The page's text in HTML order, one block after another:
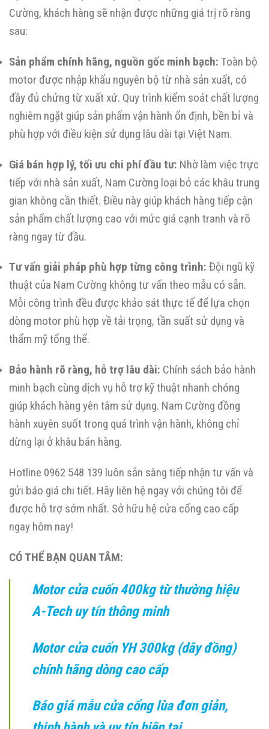
Cường, khách hàng sẽ nhận được những giá trị rõ ràng
sau:
Sản phẩm chính hãng, nguồn gốc minh bạch: Toàn bộ
motor được nhập khẩu nguyên bộ từ nhà sản xuất, có
đầy đủ chứng từ xuất xứ. Quy trình kiểm soát chất lượng
nghiêm ngặt giúp sản phẩm vận hành ổn định, bền bỉ và
phù hợp với điều kiện sử dụng lâu dài tại Việt Nam.
Giá bán hợp lý, tối ưu chi phí đầu tư: Nhờ làm việc trực
tiếp với nhà sản xuất, Nam Cường loại bỏ các khâu trung
gian không cần thiết. Điều này giúp khách hàng tiếp cận
sản phẩm chất lượng cao với mức giá cạnh tranh và rõ
ràng ngay từ đầu.
Tư vấn giải pháp phù hợp từng công trình: Đội ngũ kỹ
thuật của Nam Cường không tư vấn theo mẫu có sẵn.
Mỗi công trình đều được khảo sát thực tế để lựa chọn
dòng motor phù hợp về tải trọng, tần suất sử dụng và
thẩm mỹ tổng thể.
Bảo hành rõ ràng, hỗ trợ lâu dài: Chính sách bảo hành
minh bạch cùng dịch vụ hỗ trợ kỹ thuật nhanh chóng
giúp khách hàng yên tâm sử dụng. Nam Cường đồng
hành xuyên suốt trong quá trình vận hành, không chỉ
dừng lại ở khâu bán hàng.
Hotline 0962 548 139 luôn sẵn sàng tiếp nhận tư vấn và
gửi báo giá chi tiết. Hãy liên hệ ngay với chúng tôi để
được hỗ trợ sớm nhất. Sở hữu hệ cửa cổng cao cấp
ngay hôm nay!
CÓ THỂ BẠN QUAN TÂM:
Motor cửa cuốn 400kg từ thường hiệu
A-Tech uy tín thông minh
Motor cửa cuốn YH 300kg (dây đồng)
chính hãng dòng cao cấp
Báo giá mẫu cửa cổng lùa đơn giản,